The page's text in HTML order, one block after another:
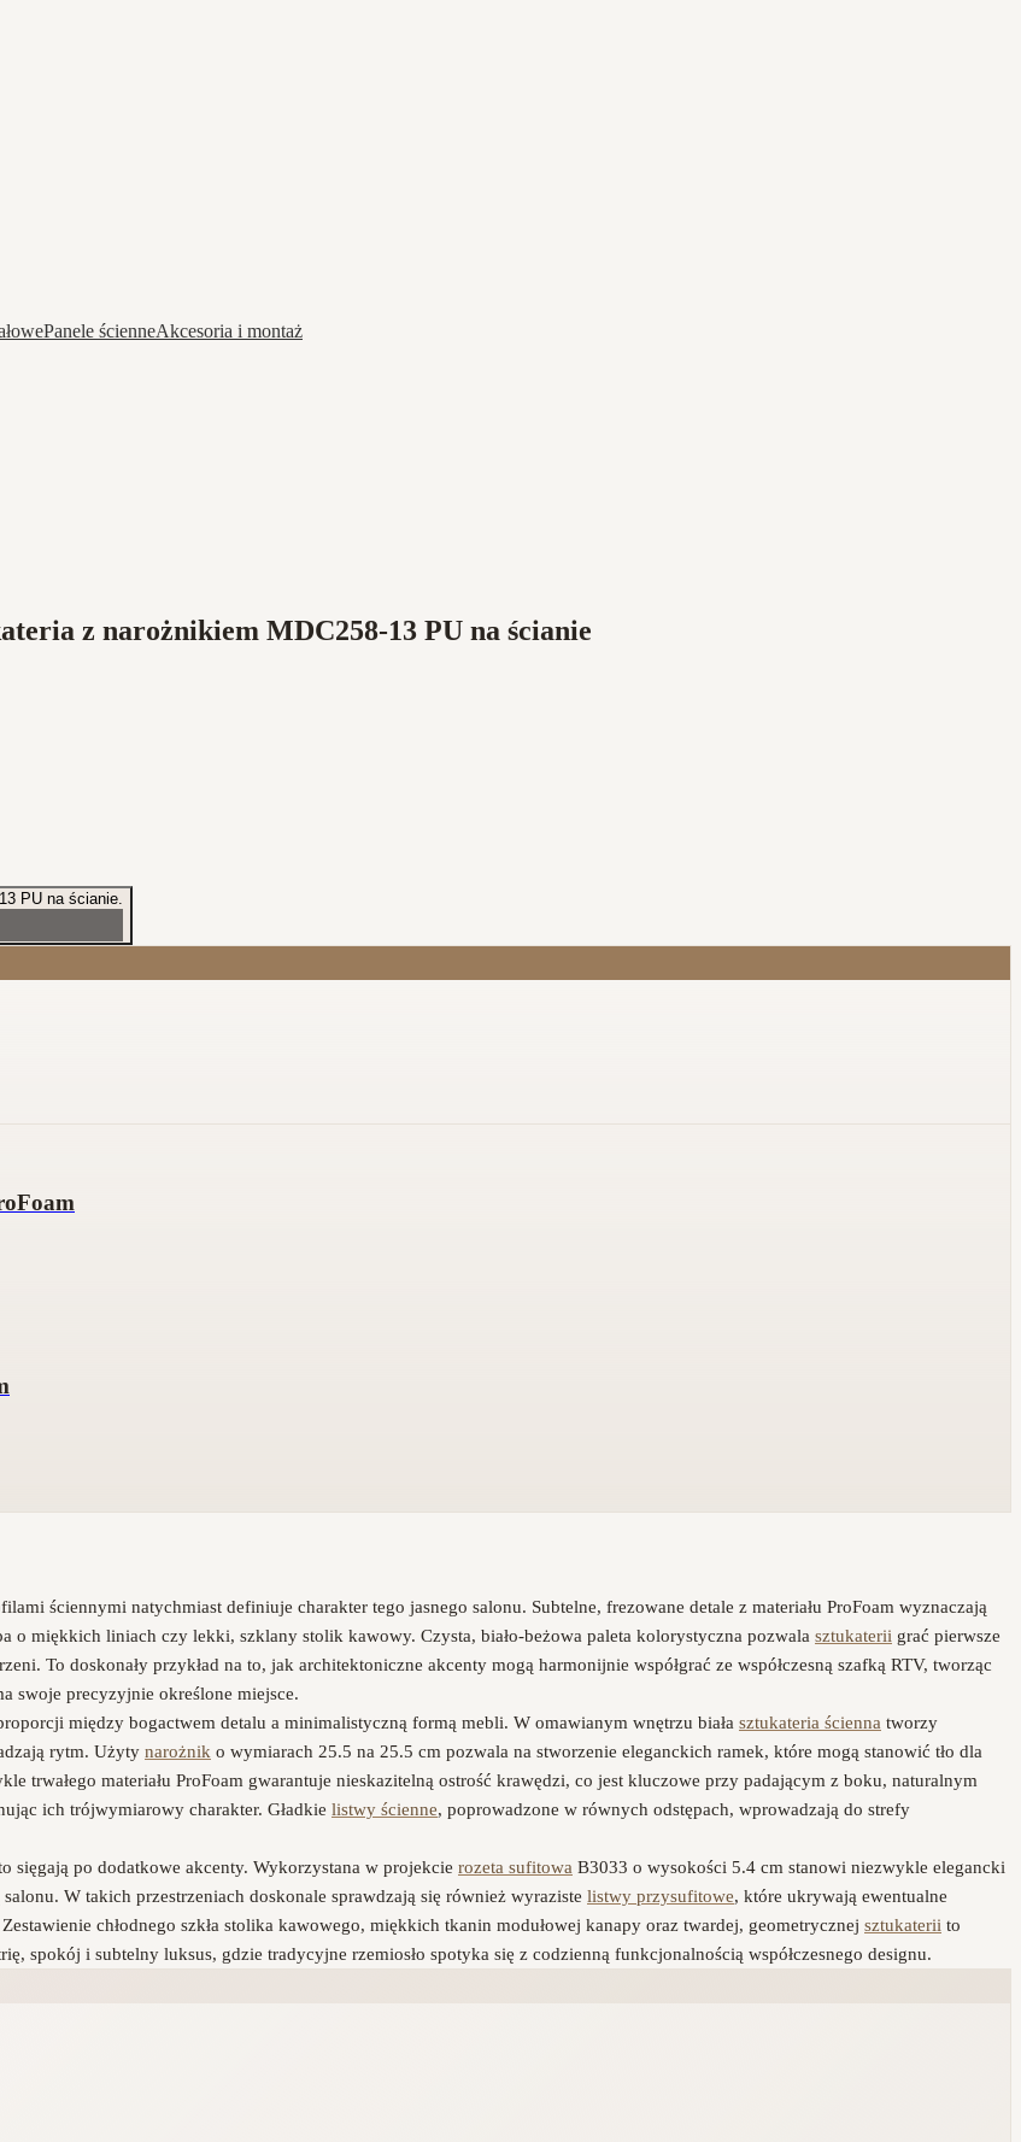
Panele ścienneAkcesoria i montaż
z narożnikiem MDC258-13 PU na ścianie
ściennymi natychmiast definiuje charakter tego jasnego salonu. Subtelne, frezowane detale z materiału ProFoam wyznaczają
o miękkich liniach czy lekki, szklany stolik kawowy. Czysta, biało-beżowa paleta kolorystyczna pozwala sztukaterii grać pierwsze
To doskonały przykład na to, jak architektoniczne akcenty mogą harmonijnie współgrać ze współczesną szafką RTV, tworząc
swoje precyzyjnie określone miejsce.
między bogactwem detalu a minimalistyczną formą mebli. W omawianym wnętrzu biała sztukateria ścienna tworzy
rytm. Użyty narożnik o wymiarach 25.5 na 25.5 cm pozwala na stworzenie eleganckich ramek, które mogą stanowić tło dla
trwałego materiału ProFoam gwarantuje nieskazitelną ostrość krawędzi, co jest kluczowe przy padającym z boku, naturalnym
ich trójwymiarowy charakter. Gładkie listwy ścienne, poprowadzone w równych odstępach, wprowadzają do strefy
sięgają po dodatkowe akcenty. Wykorzystana w projekcie rozeta sufitowa B3033 o wysokości 5.4 cm stanowi niezwykle elegancki
W takich przestrzeniach doskonale sprawdzają się również wyraziste listwy przysufitowe, które ukrywają ewentualne
chłodnego szkła stolika kawowego, miękkich tkanin modułowej kanapy oraz twardej, geometrycznej sztukaterii to
spokój i subtelny luksus, gdzie tradycyjne rzemiosło spotyka się z codzienną funkcjonalnością współczesnego designu.